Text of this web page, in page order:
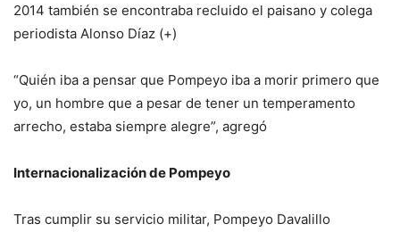
2014 también se encontraba recluido el paisano y colega
periodista Alonso Díaz (+)
“Quién iba a pensar que Pompeyo iba a morir primero que
yo, un hombre que a pesar de tener un temperamento
arrecho, estaba siempre alegre”, agregó
Internacionalización de Pompeyo
Tras cumplir su servicio militar, Pompeyo Davalillo